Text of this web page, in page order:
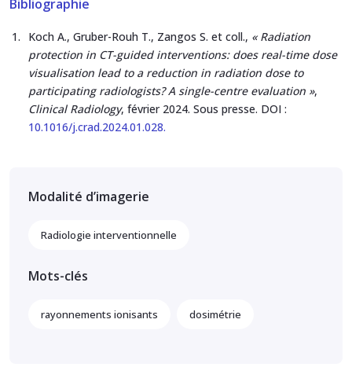
Bibliographie
Koch A., Gruber-Rouh T., Zangos S. et coll., « Radiation
protection in CT-guided interventions: does real-time dose
visualisation lead to a reduction in radiation dose to
participating radiologists? A single-centre evaluation »,
Clinical Radiology, février 2024. Sous presse. DOI :
10.1016/j.crad.2024.01.028.
Modalité d’imagerie
Radiologie interventionnelle
Mots-clés
rayonnements ionisants dosimétrie